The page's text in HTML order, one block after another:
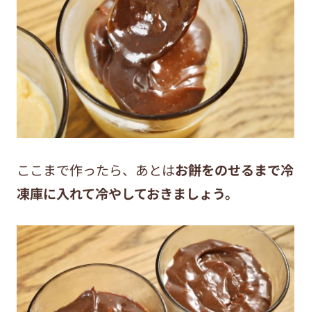
ここまで作ったら、あとはお餅をのせるまで冷
凍庫に入れて冷やしておきましょう。